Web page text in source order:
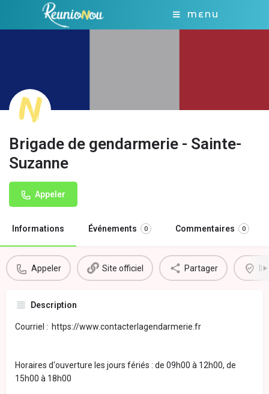
MENU
Brigade de gendarmerie - Sainte-
Suzanne
Appeler
Informations Événements 0 Commentaires 0
Appeler Site officiel Partager Il
Description
Courriel : https://www.contacterlagendarmerie.fr
Horaires d'ouverture les jours fériés : de 09h00 à 12h00, de
15h00 à 18h00